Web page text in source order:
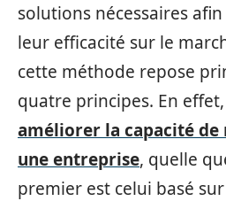
solutions nécessaires
leur efficacité sur le
cette méthode repose
quatre principes. En
améliorer la capacité de
une entreprise, quelle
premier est celui basé